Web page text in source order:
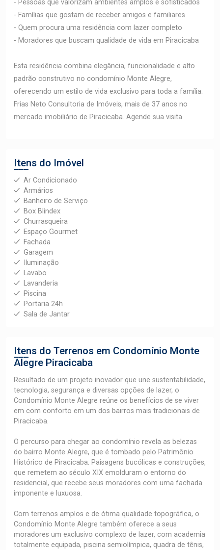
- Pessoas que valorizam ambientes amplos e sofisticados
- Famílias que gostam de receber amigos e familiares
- Quem procura uma residência com lazer completo
- Moradores que buscam qualidade de vida em Piracicaba
Esta residência combina elegância, funcionalidade e alto
padrão construtivo no condomínio Monte Alegre,
oferecendo um estilo de vida exclusivo para toda a família.
Frias Neto Consultoria de Imóveis, mais de 37 anos no
mercado imobiliário de Piracicaba. Agende sua visita.
Itens do Imóvel
Ar Condicionado
Armários
Banheiro de Serviço
Box Blindex
Churrasqueira
Espaço Gourmet
Fachada
Garagem
Iluminação
Lavabo
Lavanderia
Piscina
Portaria 24h
Sala de Jantar
Itens do Terrenos em Condomínio Monte
Alegre Piracicaba
Resultado de um projeto inovador que une sustentabilidade,
tecnologia, segurança e diversas opções de lazer, o
Condomínio Monte Alegre reúne os benefícios de se viver
em com conforto em um dos bairros mais tradicionais de
Piracicaba.
O percurso para chegar ao condomínio revela as belezas
do bairro Monte Alegre, que é tombado pelo Patrimônio
Histórico de Piracicaba. Paisagens bucólicas e construções,
que remetem ao século XIX emolduram o entorno do
residencial, que recebe seus moradores com uma fachada
imponente e luxuosa.
Com terrenos amplos e de ótima qualidade topográfica, o
Condomínio Monte Alegre também oferece a seus
moradores um exclusivo complexo de lazer, com academia
totalmente equipada, piscina semiolímpica, quadra de tênis,